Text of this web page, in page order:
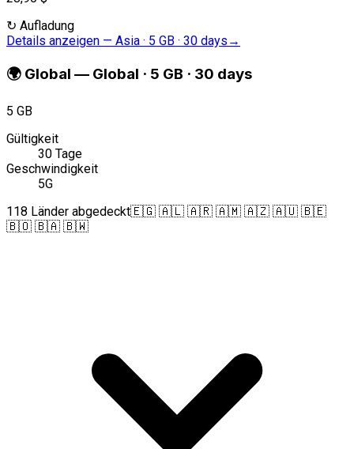
↻ Aufladung
Details anzeigen — Asia · 5 GB · 30 days →
🌍 Global — Global · 5 GB · 30 days
5 GB
Gültigkeit
30 Tage
Geschwindigkeit
5G
118 Länder abgedeckt🇪🇬 🇦🇱 🇦🇷 🇦🇲 🇦🇿 🇦🇺 🇧🇪
🇧🇴 🇧🇦 🇧🇼